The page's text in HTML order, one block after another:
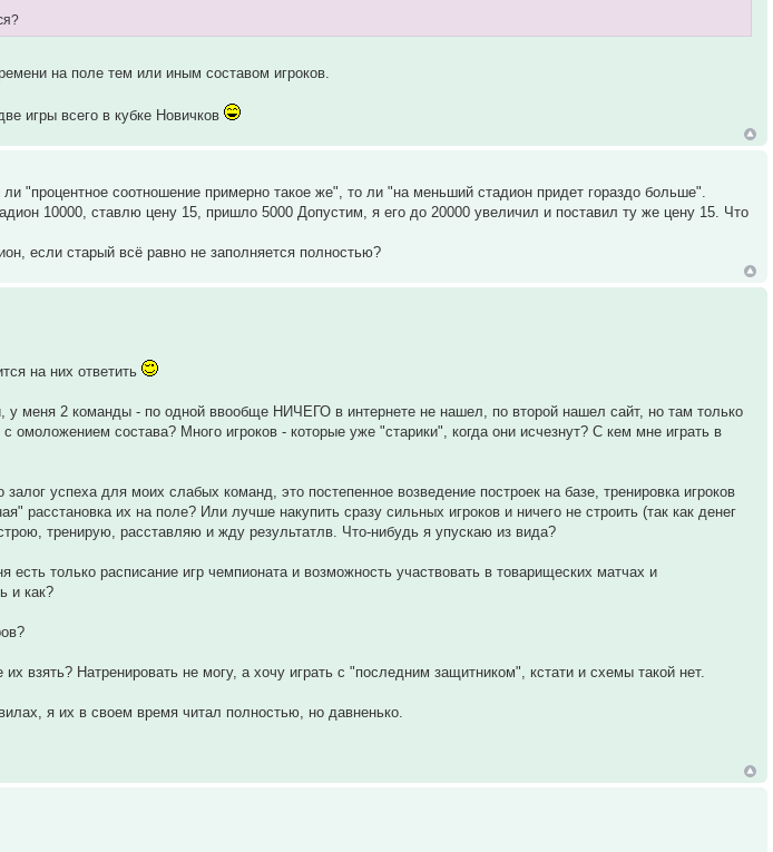
на поле тем или иным составом игроков.
игры всего в кубке Новичков
"процентное соотношение примерно такое же", то ли "на меньший стадион придет гораздо больше".
10000, ставлю цену 15, пришло 5000 Допустим, я его до 20000 увеличил и поставил ту же цену 15. Что
если старый всё равно не заполняется полностью?
на них ответить
у меня 2 команды - по одной ввообще НИЧЕГО в интернете не нашел, по второй нашел сайт, но там только
омоложением состава? Много игроков - которые уже "старики", когда они исчезнут? С кем мне играть в
успеха для моих слабых команд, это постепенное возведение построек на базе, тренировка игроков
расстановка их на поле? Или лучше накупить сразу сильных игроков и ничего не строить (так как денег
тренирую, расставляю и жду результатлв. Что-нибудь я упускаю из вида?
есть только расписание игр чемпионата и возможность участвовать в товарищеских матчах и
и как?
взять? Натренировать не могу, а хочу играть с "последним защитником", кстати и схемы такой нет.
я их в своем время читал полностью, но давненько.